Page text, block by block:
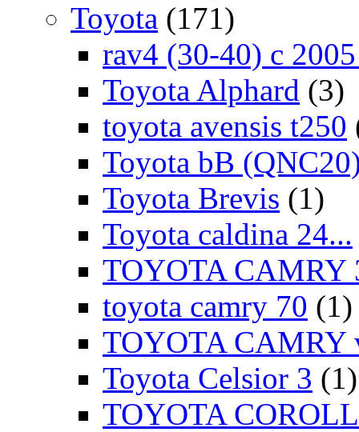
Toyota (171)
rav4 (30-40) c
Toyota Alphard (3)
toyota avensis t250
Toyota bB
Toyota Brevis (1)
Toyota caldina 24...
TOYOTA CAMRY
toyota camry 70 (1)
TOYOTA CAMRY
Toyota Celsior 3 (1)
TOYOTA